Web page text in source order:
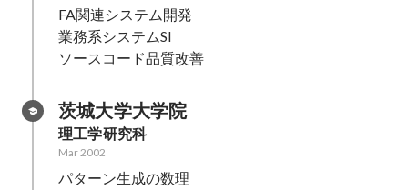
FA関連システム開発
業務系システムSI
ソースコード品質改善
茨城大学大学院
理工学研究科
Mar 2002
パターン生成の数理